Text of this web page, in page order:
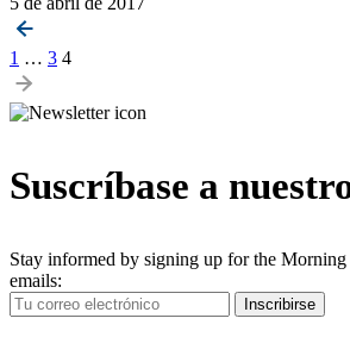
Posts
pagination
1 … 3 4
Suscríbase a
Stay informed by signing up for the
emails:
Your
Email
Inscribirse